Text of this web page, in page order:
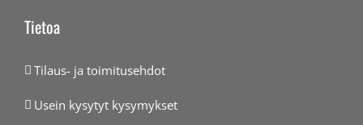
Tietoa
Tilaus- ja toimitusehdot
Usein kysytyt kysymykset